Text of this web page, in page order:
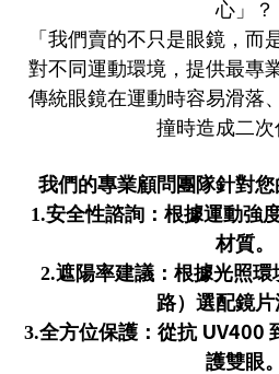
心」？
「我們賣的不只是眼鏡，而
對不同運動環境，提供最專
傳統眼鏡在運動時容易滑落
撞時造成二次
我們的專業顧問團隊針對您
1.安全性諮詢：根據運動強
材質。
2.遮陽率建議：根據光照
路）選配鏡片
3.全方位保護：從抗UV400
護雙眼。